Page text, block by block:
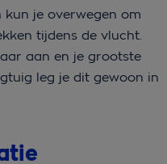
je overwegen om
tijdens de vlucht.
aan en je grootste
leg je dit gewoon in